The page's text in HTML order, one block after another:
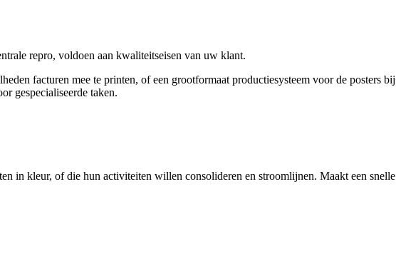
repro, voldoen aan kwaliteitseisen van uw klant.
facturen mee te printen, of een grootformaat productiesysteem voor de posters
gespecialiseerde taken.
in kleur, of die hun activiteiten willen consolideren en stroomlijnen. Maakt een